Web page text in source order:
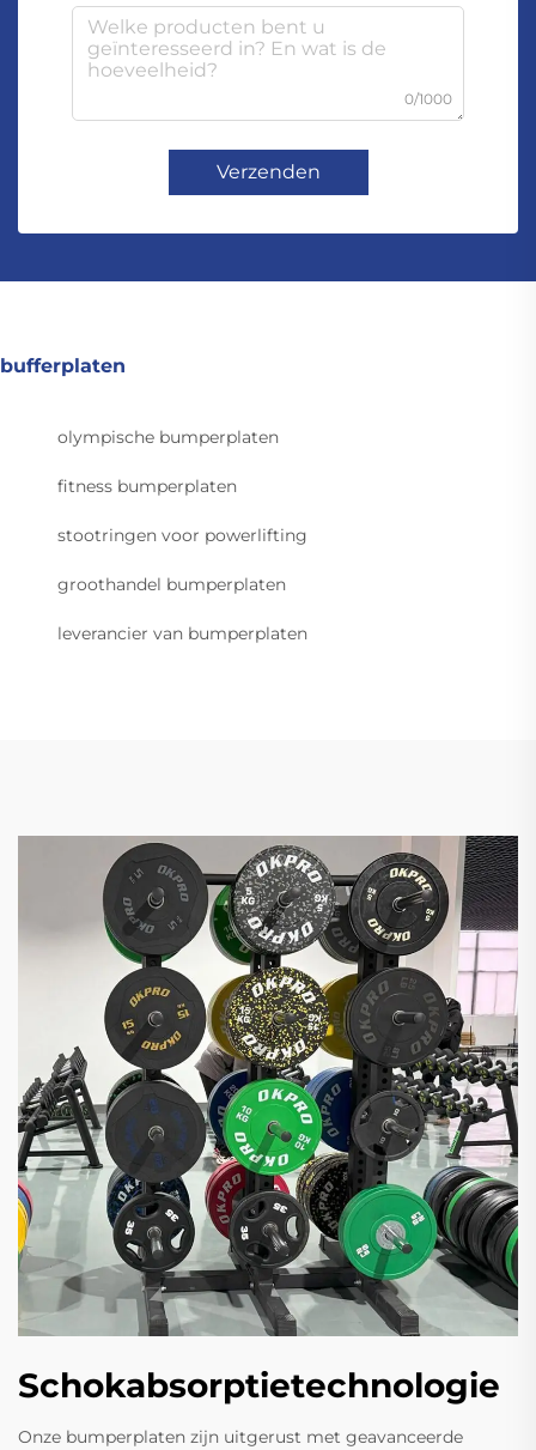
0/1000
Verzenden
bufferplaten
olympische bumperplaten
fitness bumperplaten
stootringen voor powerlifting
groothandel bumperplaten
leverancier van bumperplaten
Schokabsorptietechnologie
Onze bumperplaten zijn uitgerust met geavanceerde